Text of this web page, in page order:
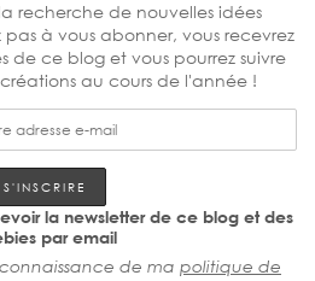
recherche de nouvelles idées
pas à vous abonner, vous recevrez
de ce blog et vous pourrez suivre
au cours de l'année !
la newsletter de ce blog et des
par email
de ma politique de